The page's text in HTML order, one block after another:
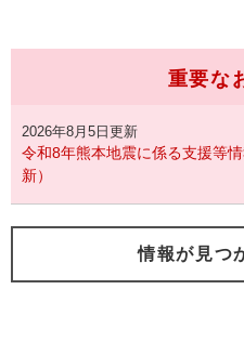
重要な
2026年8月5日更新
令和8年熊本地震に係る支援等
新）
情報が見つ